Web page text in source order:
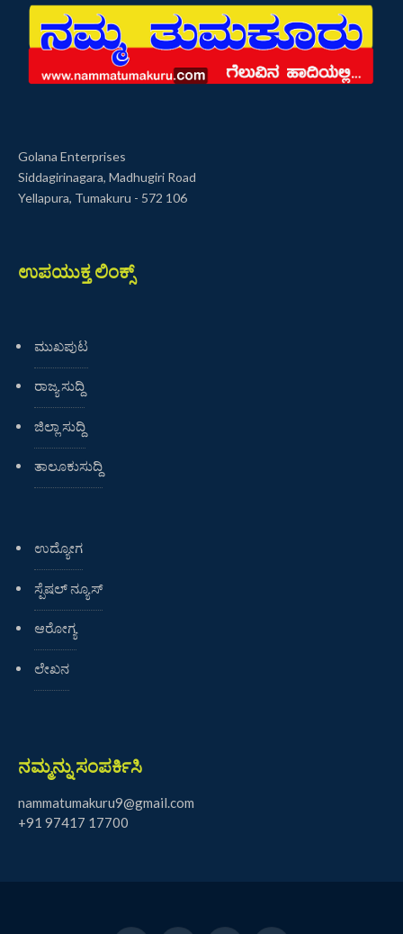
Golana Enterprises
Siddagirinagara, Madhugiri Road
Yellapura, Tumakuru - 572 106
ಉಪಯುಕ್ತ ಲಿಂಕ್ಸ್
ಮುಖಪುಟ
ರಾಜ್ಯ ಸುದ್ದಿ
ಜಿಲ್ಲಾ ಸುದ್ದಿ
ತಾಲೂಕುಸುದ್ದಿ
ಉದ್ಯೋಗ
ಸ್ಪೆಷಲ್ ನ್ಯೂಸ್
ಆರೋಗ್ಯ
ಲೇಖನ
ನಮ್ಮನ್ನು ಸಂಪರ್ಕಿಸಿ
nammatumakuru9@gmail.com
+91 97417 17700